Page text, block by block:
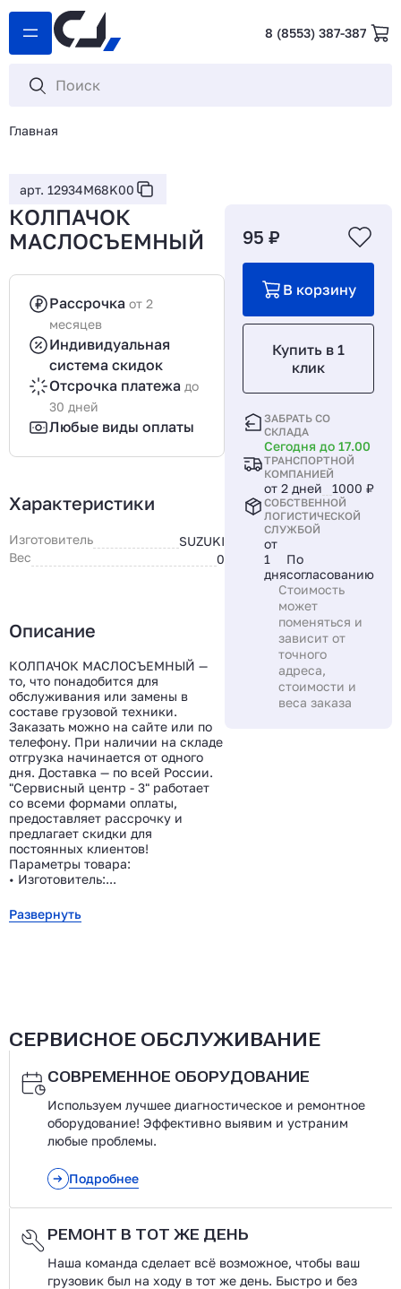
8 (8553) 387-387
Главная
арт. 12934M68K00
КОЛПАЧОК
МАСЛОСЪЕМНЫЙ
Рассрочка от 2
месяцев
Индивидуальная
система скидок
Отсрочка платежа до
30 дней
Любые виды оплаты
Характеристики
Изготовитель
SUZUKI
Вес
0
Описание
КОЛПАЧОК МАСЛОСЪЕМНЫЙ —
то, что понадобится для
обслуживания или замены в
составе грузовой техники.
Заказать можно на сайте или по
телефону. При наличии на складе
отгрузка начинается от одного
дня. Доставка — по всей России.
"Сервисный центр - 3" работает
со всеми формами оплаты,
предоставляет рассрочку и
предлагает скидки для
постоянных клиентов!
Параметры товара:
• Изготовитель:...
Развернуть
95 ₽
В корзину
Купить в 1
клик
ЗАБРАТЬ СО
СКЛАДА
Сегодня до 17.00
ТРАНСПОРТНОЙ
КОМПАНИЕЙ
от 2 дней 1000 ₽
СОБСТВЕННОЙ
ЛОГИСТИЧЕСКОЙ
СЛУЖБОЙ
от
1
дня
По
согласованию
Стоимость
может
поменяться и
зависит от
точного
адреса,
стоимости и
веса заказа
СЕРВИСНОЕ ОБСЛУЖИВАНИЕ
СОВРЕМЕННОЕ ОБОРУДОВАНИЕ
Используем лучшее диагностическое и ремонтное
оборудование! Эффективно выявим и устраним
любые проблемы.
Подробнее
РЕМОНТ В ТОТ ЖЕ ДЕНЬ
Наша команда сделает всё возможное, чтобы ваш
грузовик был на ходу в тот же день. Быстро и без